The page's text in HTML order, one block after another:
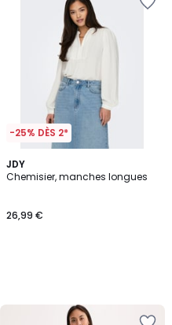
-25% DÈS 2*
JDY
Chemisier, manches longues
26,99 €